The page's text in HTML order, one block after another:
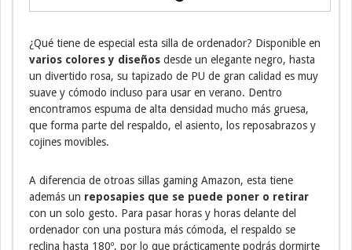
¿Qué tiene de especial esta silla de ordenador? Disponible en
varios colores y diseños desde un elegante negro, hasta
un divertido rosa, su tapizado de PU de gran calidad es muy
suave y cómodo incluso para usar en verano. Dentro
encontramos espuma de alta densidad mucho más gruesa,
que forma parte del respaldo, el asiento, los reposabrazos y
cojines movibles.
A diferencia de otroas sillas gaming Amazon, esta tiene
además un reposapies que se puede poner o retirar
con un solo gesto. Para pasar horas y horas delante del
ordenador con una postura más cómoda, el respaldo se
reclina hasta 180º, por lo que prácticamente podrás dormirte